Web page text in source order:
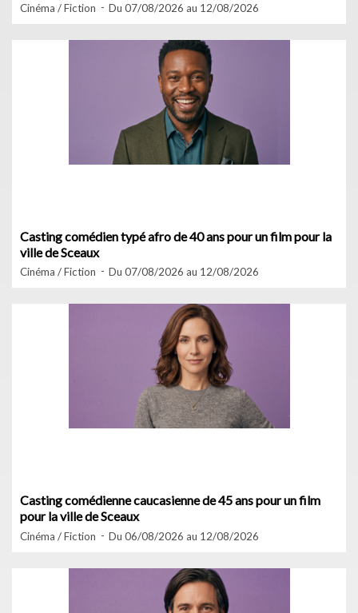
Cinéma / Fiction Du 07/08/2026 au 12/08/2026
Casting comédien typé afro de 40 ans pour un film pour la
ville de Sceaux
Cinéma / Fiction Du 07/08/2026 au 12/08/2026
Casting comédienne caucasienne de 45 ans pour un film
pour la ville de Sceaux
Cinéma / Fiction Du 06/08/2026 au 12/08/2026